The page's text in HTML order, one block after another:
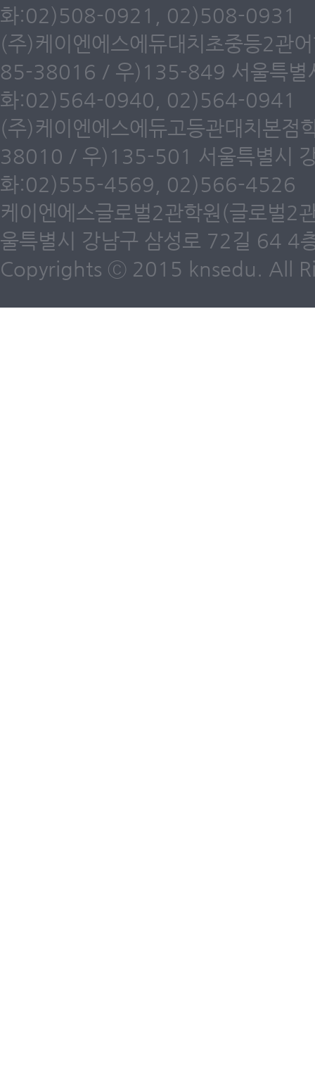
화:02)508-0921, 02)508-0931
(주)케이엔에스에듀대치초중등2관
85-38016 / 우)135-849 서울특별
화:02)564-0940, 02)564-0941
(주)케이엔에스에듀고등관대치본
38010 / 우)135-501 서울특별시
화:02)555-4569, 02)566-4526
케이엔에스글로벌2관학원(글로벌
울특별시 강남구 삼성로 72길 64
Copyrights ⓒ 2015 knsedu. All